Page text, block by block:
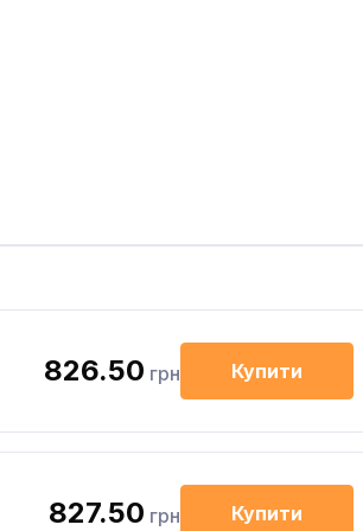
826.50 грн Купити
827.50 грн Купити